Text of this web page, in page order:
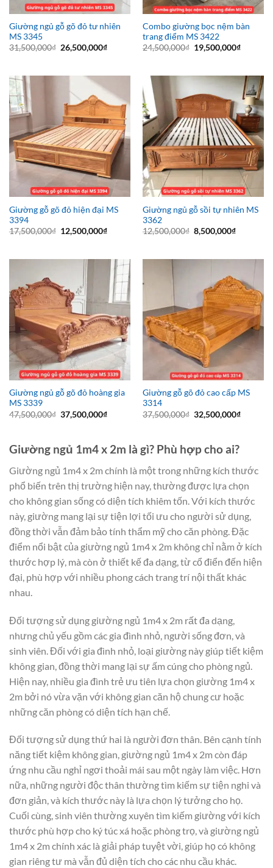
Giường ngủ gỗ gõ đỏ tư nhiên
MS 3345
31,500,000₫ Giá
gốc
26,500,000₫Giá
26,500,000₫.
Combo giường bọc nệm bàn
trang điểm MS 3422
24,500,000₫ Giá
gốc
19,500,000₫Giá
Giường gỗ gõ đỏ hiện đại MS
3394
17,500,000₫ Giá
gốc
12,500,000₫Giá
12,500,000₫.
Giường ngủ gỗ sồi tự nhiên MS
3362
12,500,000₫ Giá
gốc
8,500,000₫Giá
Giường ngủ gỗ gõ đỏ hoàng gia
MS 3339
47,500,000₫ Giá
gốc
37,500,000₫Giá
37,500,000₫.
Giường gỗ gõ đỏ cao cấp MS
3314
37,500,000₫ Giá
gốc
32,500,000₫Giá
Giường ngủ 1m4 x 2m là gì? Phù hợp cho ai?
Giường ngủ 1m4 x 2m chính là một trong những kích thước
phổ biến trên thị trường hiện nay, thường được lựa chọn
cho không gian sống có diện tích khiêm tốn. Với kích thước
này, giường mang lại sự tiện lợi tối ưu cho người sử dụng,
đồng thời vẫn đảm bảo tính thẩm mỹ cho căn phòng. Đặc
điểm nổi bật của giường ngủ 1m4 x 2m không chỉ nằm ở kích
thước hợp lý, mà còn ở thiết kế đa dạng, từ cổ điển đến hiện
đại, phù hợp với nhiều phong cách trang trí nội thất khác
nhau.
Đối tượng sử dụng giường ngủ 1m4 x 2m rất đa dạng,
nhưng chủ yếu gồm các gia đình nhỏ, người sống đơn, và
sinh viên. Đối với gia đình nhỏ, loại giường này giúp tiết kiệm
không gian, đồng thời mang lại sự ấm cúng cho phòng ngủ.
Hiện nay, nhiều gia đình trẻ ưu tiên lựa chọn giường 1m4 x
2m bởi nó vừa vặn với không gian căn hộ chung cư hoặc
những căn phòng có diện tích hạn chế.
Đối tượng sử dụng thứ hai là người đơn thân. Bên cạnh tính
năng tiết kiệm không gian, giường ngủ 1m4 x 2m còn đáp
ứng nhu cầu nghỉ ngơi thoải mái sau một ngày làm việc. Hơn
nữa, những người độc thân thường tìm kiếm sự tiện nghi và
đơn giản, và kích thước này là lựa chọn lý tưởng cho họ.
Cuối cùng, sinh viên thường xuyên tìm kiếm giường với kích
thước phù hợp cho ký túc xá hoặc phòng trọ, và giường ngủ
1m4 x 2m chính xác là giải pháp tuyệt vời, giúp họ có không
gian riêng tư mà vẫn đủ diện tích cho các nhu cầu khác.